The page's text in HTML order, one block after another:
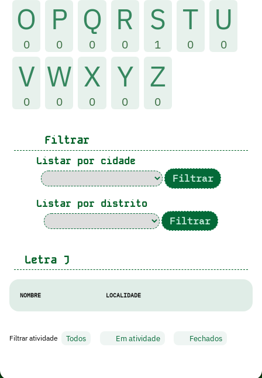
O
0
P
0
Q
0
R
0
S
1
T
0
U
0
V
0
W
0
X
0
Y
0
Z
0
Filtrar
Listar por cidade
Listar por distrito
Letra J
NOMBRE LOCALIDADE
Filtrar atividade Todos Em atividade Fechados